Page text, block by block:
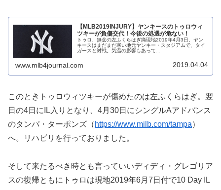
【MLB2019INJURY】ヤンキースのトゥロウィ
ツキーが負傷交代！今後の処遇が危ない！
トゥロ、無念の左ふくらはぎ痛現地2019年4月3日、ヤン
キースはまだまだ寒い地元ヤンキー・スタジアムで、タイ
ガースと対戦。気温の影響もあって...
www.mlb4journal.com 2019.04.04
このときトゥロウィツキーが傷めたのは左ふくらはぎ。翌
日の4日にIL入りとなり、4月30日にシングルAアドバンス
のタンパ・ターポンズ（ https://www.milb.com/tampa）
へ。リハビリを行っておりました。
そして来たるべき時とも言っていいディディ・グレゴリア
スの復帰ともにトゥロは現地2019年6月7日付で10 Day IL